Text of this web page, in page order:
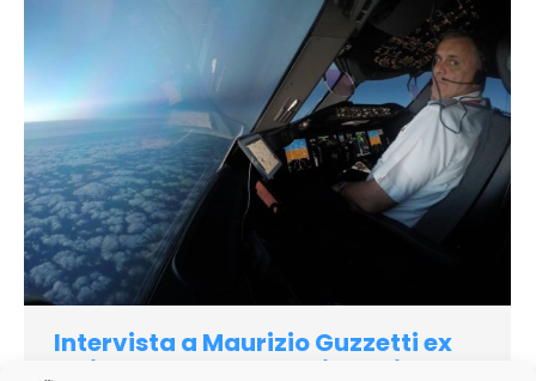
Intervista a Maurizio Guzzetti ex
solista delle Frecce Tricolori ad